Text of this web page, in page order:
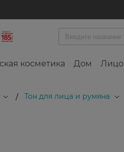
косметика Дом Лицо
/ Тон для лица и румяна